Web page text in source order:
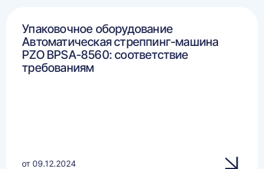
Упаковочное оборудование
Автоматическая стреппинг-машина
PZO BPSA-8560: соответствие
требованиям
от 09.12.2024